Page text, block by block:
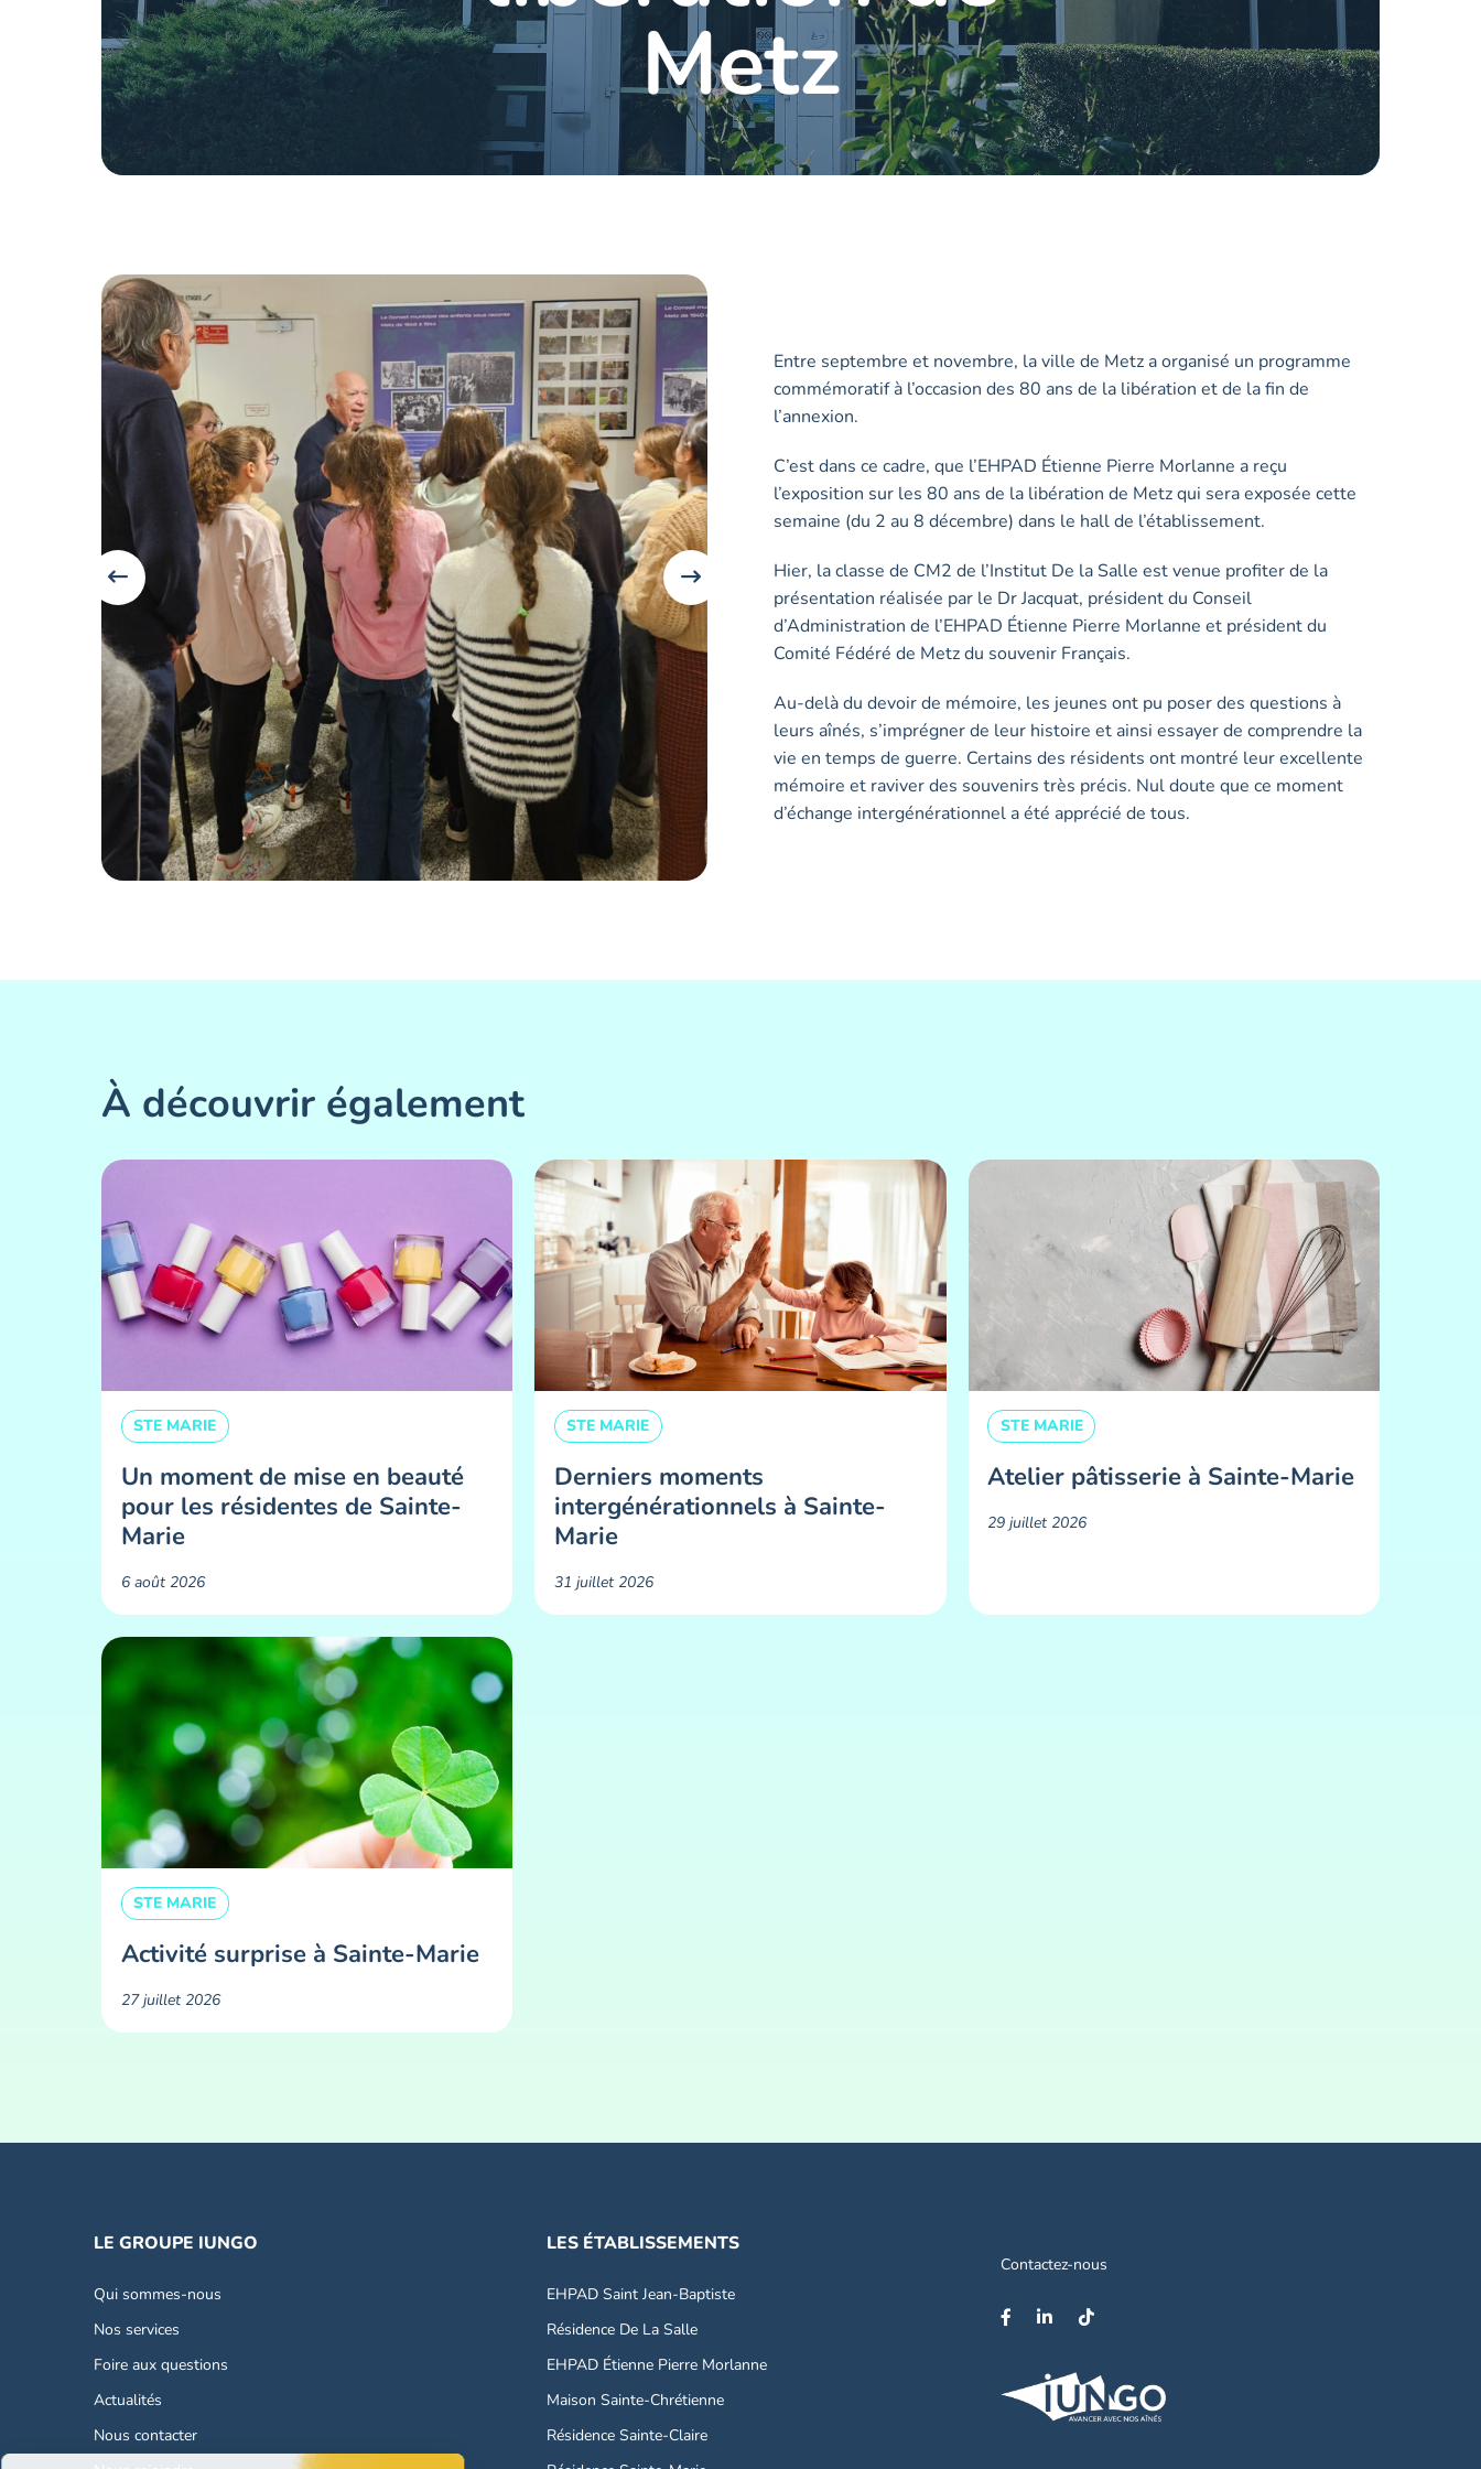
Metz
Entre septembre et novembre, la ville de Metz a organisé un programme
commémoratif à l’occasion des 80 ans de la libération et de la fin de
l’annexion.
C’est dans ce cadre, que l’EHPAD Étienne Pierre Morlanne a reçu
l’exposition sur les 80 ans de la libération de Metz qui sera exposée cette
semaine (du 2 au 8 décembre) dans le hall de l’établissement.
Hier, la classe de CM2 de l’Institut De la Salle est venue profiter de la
présentation réalisée par le Dr Jacquat, président du Conseil
d’Administration de l’EHPAD Étienne Pierre Morlanne et président du
Comité Fédéré de Metz du souvenir Français.
Au-delà du devoir de mémoire, les jeunes ont pu poser des questions à
leurs aînés, s’imprégner de leur histoire et ainsi essayer de comprendre la
vie en temps de guerre. Certains des résidents ont montré leur excellente
mémoire et raviver des souvenirs très précis. Nul doute que ce moment
d’échange intergénérationnel a été apprécié de tous.
À découvrir également
STE MARIE
Un moment de mise en beauté
pour les résidentes de Sainte-
Marie ​
6 août 2026
STE MARIE
Derniers moments
intergénérationnels à Sainte-
Marie
31 juillet 2026
STE MARIE
Atelier pâtisserie à Sainte-Marie
29 juillet 2026
STE MARIE
Activité surprise à Sainte-Marie
27 juillet 2026
LE GROUPE IUNGO
Qui sommes-nous
Nos services
Foire aux questions
Actualités
Nous contacter
LES ÉTABLISSEMENTS
EHPAD Saint Jean-Baptiste
Résidence De La Salle
EHPAD Étienne Pierre Morlanne
Maison Sainte-Chrétienne
Résidence Sainte-Claire
Contactez-nous